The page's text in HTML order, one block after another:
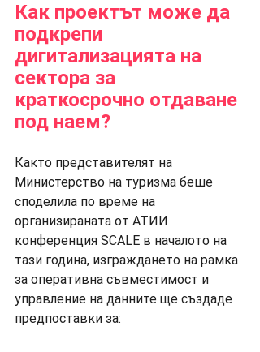
Как проектът може да
подкрепи
дигитализацията на
сектора за
краткосрочно отдаване
под наем?
Както представителят на
Министерство на туризма беше
споделила по време на
организираната от АТИИ
конференция SCALE в началото на
тази година, изграждането на рамка
за оперативна съвместимост и
управление на данните ще създаде
предпоставки за: